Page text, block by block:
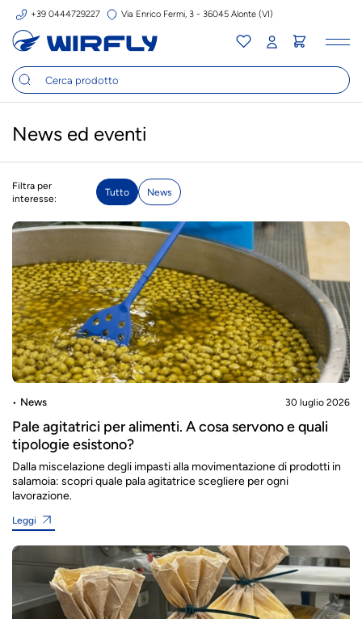
+39 0444729227 Via Enrico Fermi, 3 - 36045 Alonte (VI)
News ed eventi
Filtra per
interesse:
Tutto News
News 30 luglio 2026
Pale agitatrici per alimenti. A cosa servono e quali
tipologie esistono?
Dalla miscelazione degli impasti alla movimentazione di prodotti in
salamoia: scopri quale pala agitatrice scegliere per ogni
lavorazione.
Leggi